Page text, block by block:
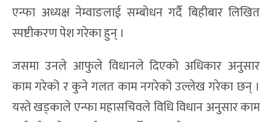
एन्फा अध्यक्ष नेम्वाङलाई सम्बोधन गर्दै बिहीबार लिखित
स्पष्टीकरण पेश गरेका हुन् ।
जसमा उनले आफुले विधानले दिएको अधिकार अनुसार
काम गरेको र कुने गलत काम नगरेको उल्लेख गरेका छन् ।
यस्ते खड्काले एन्फा महासचिवले विधि विधान अनुसार काम